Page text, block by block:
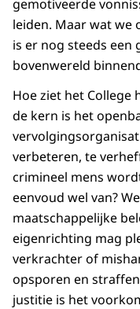
gemotiveerde
leiden. Maar wat we
is er nog steeds
bovenwereld
Hoe ziet het College
de kern is het
verbeteren, te
crimineel mens
eenvoud wel van?
maatschappelijke
eigenrichting mag
verkrachter of
opsporen en
justitie is het